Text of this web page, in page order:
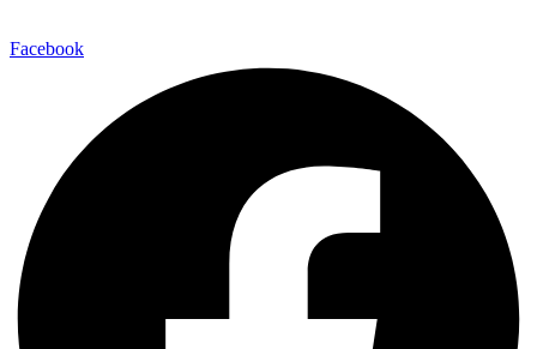
Facebook